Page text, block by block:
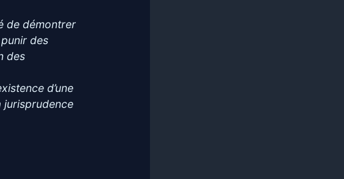
de démontrer
des
des
d’une
jurisprudence